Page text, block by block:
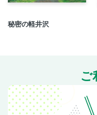
23あらかわ遊園・町屋
27目白・椎名町
28王子
秘密の軽井沢
ご